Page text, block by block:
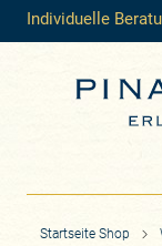
Individuelle
Startseite Shop